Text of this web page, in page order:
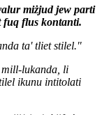
miżjud jew parti
fuq flus kontanti.
ta' tliet stilel."
lukanda, li
ikunu intitolati